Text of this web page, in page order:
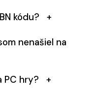
kódu?
nenašiel na
cez tlačidlo "Nenašiel
PC hry?